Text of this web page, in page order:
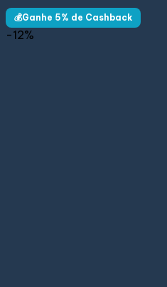
💰Ganhe 5% de Cashback
-12%